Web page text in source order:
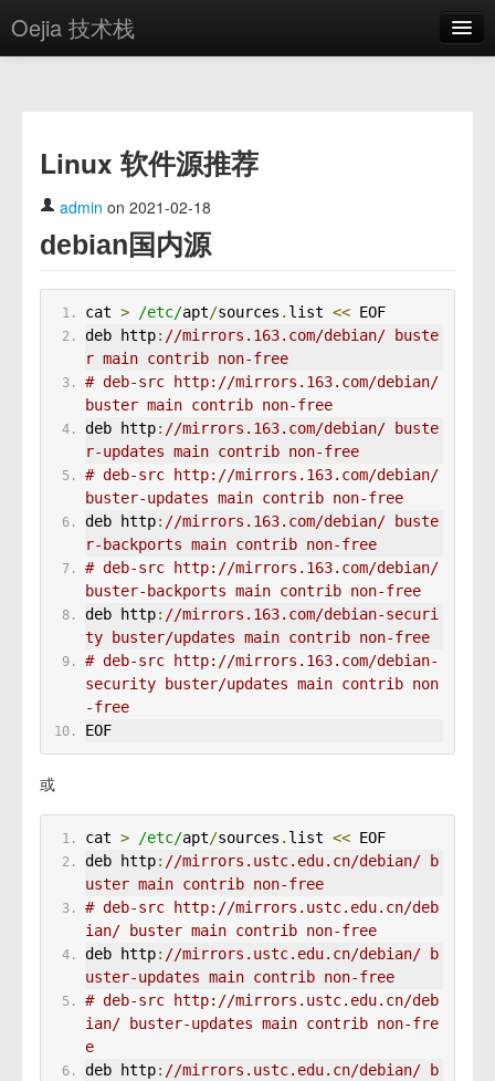
Oejia 技术栈
方案
OE学院
分享
关于
编辑器
Linux 软件源推荐
admin on 2021-02-18
debian国内源
cat > /etc/apt/sources . list << EOF
deb http: //mirrors.163.com/debian/ buste
r main contrib non-free
# deb-src http://mirrors.163.com/debian/
buster main contrib non-free
deb http: //mirrors.163.com/debian/ buste
r-updates main contrib non-free
# deb-src http://mirrors.163.com/debian/
buster-updates main contrib non-free
deb http: //mirrors.163.com/debian/ buste
r-backports main contrib non-free
# deb-src http://mirrors.163.com/debian/
buster-backports main contrib non-free
deb http: //mirrors.163.com/debian-securi
ty buster/updates main contrib non-free
# deb-src http://mirrors.163.com/debian-
security buster/updates main contrib non
-free
EOF
或
cat > /etc/apt/sources . list << EOF
deb http: //mirrors.ustc.edu.cn/debian/ b
uster main contrib non-free
# deb-src http://mirrors.ustc.edu.cn/deb
ian/ buster main contrib non-free
deb http: //mirrors.ustc.edu.cn/debian/ b
uster-updates main contrib non-free
# deb-src http://mirrors.ustc.edu.cn/deb
ian/ buster-updates main contrib non-fre
e
deb http: //mirrors.ustc.edu.cn/debian/ b